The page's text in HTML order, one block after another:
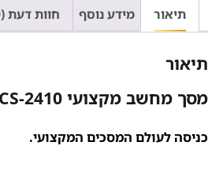
תיאור מידע נוסף חוות דעת (0)
תיאור
מסך מחשב מקצועי EIZO CS-2410
כניסה לעולם המסכים המקצועי.